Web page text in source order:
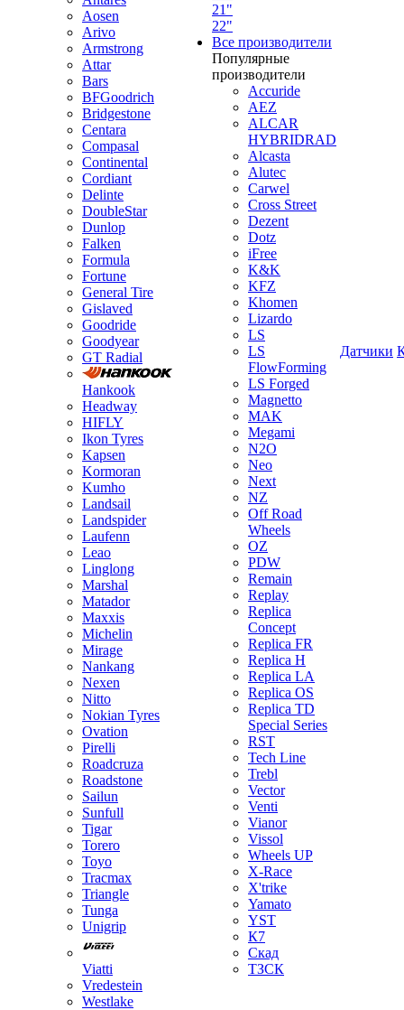
Aosen
Arivo
Armstrong
Attar
Bars
BFGoodrich
Bridgestone
Centara
Compasal
Continental
Cordiant
Delinte
DoubleStar
Dunlop
Falken
Formula
Fortune
General Tire
Gislaved
Goodride
Goodyear
GT Radial
Hankook
Headway
HIFLY
Ikon Tyres
Kapsen
Kormoran
Kumho
Landsail
Landspider
Laufenn
Leao
Linglong
Marshal
Matador
Maxxis
Michelin
Mirage
Nankang
Nexen
Nitto
Nokian Tyres
Ovation
Pirelli
Roadcruza
Roadstone
Sailun
Sunfull
Tigar
Torero
Toyo
Tracmax
Triangle
Tunga
Unigrip
Viatti
Vredestein
Westlake
21"
22"
Все производители
Популярные
производители
Accuride
AEZ
ALCAR
HYBRIDRAD
Alcasta
Alutec
Carwel
Cross Street
Dezent
Dotz
iFree
K&K
KFZ
Khomen
Lizardo
LS
LS
FlowForming
LS Forged
Magnetto
MAK
Megami
N2O
Neo
Next
NZ
Off Road
Wheels
OZ
PDW
Remain
Replay
Replica
Concept
Replica FR
Replica H
Replica LA
Replica OS
Replica TD
Special Series
RST
Tech Line
Trebl
Vector
Venti
Vianor
Vissol
Wheels UP
X-Race
X'trike
Yamato
YST
К7
Скад
ТЗСК
Датчики